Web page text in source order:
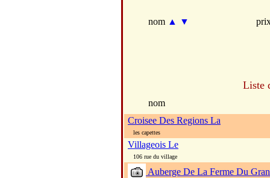
nom ▲ ▼
Liste
nom
Croisee Des Regions La
les capettes
Villageois Le
106 rue du village
Auberge De La Ferme Du